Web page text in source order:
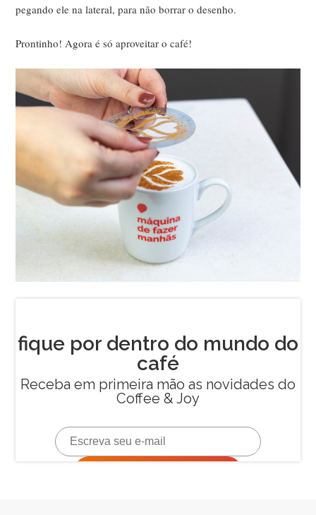
pegando ele na lateral, para não borrar o desenho.
Prontinho! Agora é só aproveitar o café!